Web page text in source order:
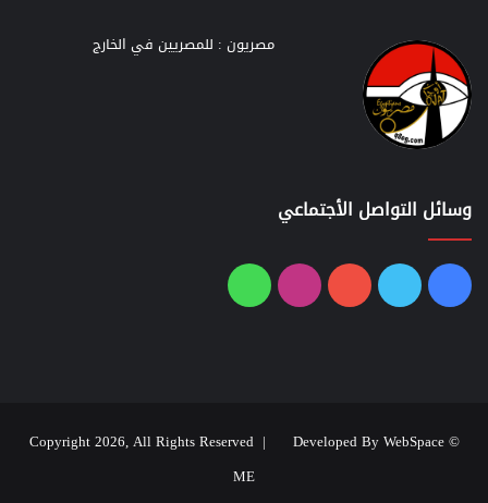
مصريون : للمصريين في الخارج
وسائل التواصل الأجتماعي
فيسبوك
تويتر يوتيوبانستقرامواتساب
© Copyright 2026, All Rights Reserved |
Developed By WebSpace
ME